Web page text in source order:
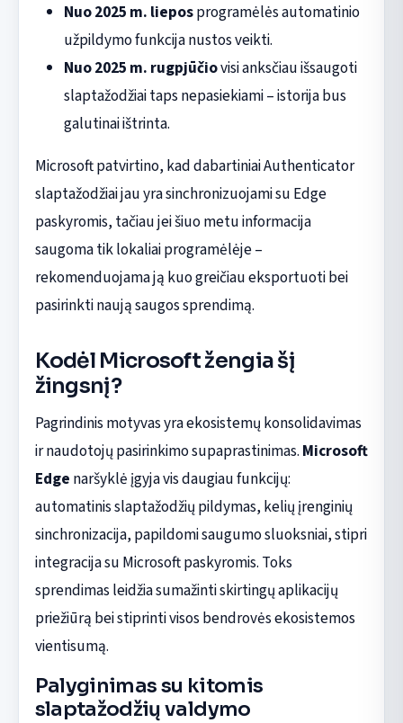
Nuo 2025 m. lieposprogramėlės automatinio
užpildymo funkcija nustos veikti.
Nuo 2025 m. rugpjūčiovisi anksčiau išsaugoti
slaptažodžiai taps nepasiekiami – istorija bus
galutinai ištrinta.
Microsoft patvirtino, kad dabartiniai Authenticator
slaptažodžiai jau yra sinchronizuojami su Edge
paskyromis, tačiau jei šiuo metu informacija
saugoma tik lokaliai programėlėje –
rekomenduojama ją kuo greičiau eksportuoti bei
pasirinkti naują saugos sprendimą.
Kodėl Microsoft žengia šį
žingsnį?
Pagrindinis motyvas yra ekosistemų konsolidavimas
ir naudotojų pasirinkimo supaprastinimas. Microsoft
Edge naršyklė įgyja vis daugiau funkcijų:
automatinis slaptažodžių pildymas, kelių įrenginių
sinchronizacija, papildomi saugumo sluoksniai, stipri
integracija su Microsoft paskyromis. Toks
sprendimas leidžia sumažinti skirtingų aplikacijų
priežiūrą bei stiprinti visos bendrovės ekosistemos
vientisumą.
Palyginimas su kitomis
slaptažodžių valdymo